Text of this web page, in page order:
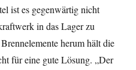
ist es gegenwärtig nicht
in das Lager zu
herum hält die
für eine gute Lösung. „Der